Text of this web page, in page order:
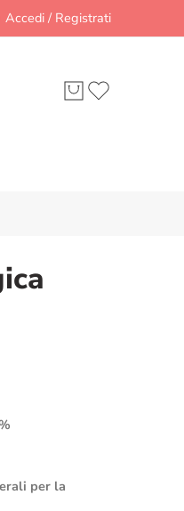
Accedi / Registrati
per la